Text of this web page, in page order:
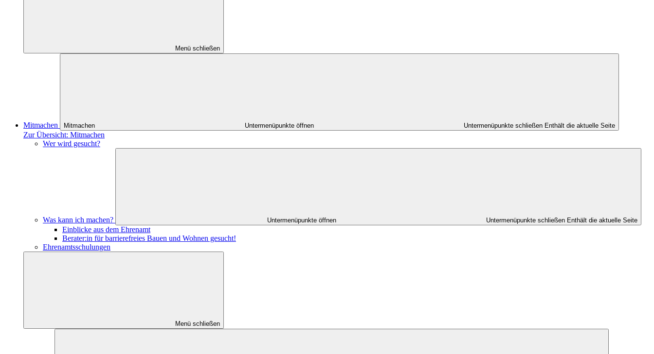
Menü schließen
Mitmachen Mitmachen Untermenüpunkte öffnen Untermenüpunkte schließen Enthält die aktuelle Seite
Zur Übersicht: Mitmachen
Wer wird gesucht?
Was kann ich machen? Untermenüpunkte öffnen Untermenüpunkte schließen Enthält die aktuelle Seite
Einblicke aus dem Ehrenamt
Berater:in für barrierefreies Bauen und Wohnen gesucht!
Ehrenamtsschulungen
Menü schließen